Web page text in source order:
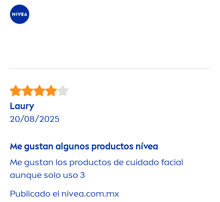
Laury
20/08/2025
Me gustan algunos productos nívea
Me gustan los productos de cuidado facial
aunque solo uso 3
Publicado el nivea.com.mx